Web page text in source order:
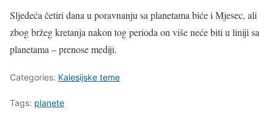
Sljedeća četiri dana u poravnanju sa planetama biće i Mjesec, ali
zbog bržeg kretanja nakon tog perioda on više neće biti u liniji sa
planetama – prenose mediji.
Categories: Kalesijske teme
Tags: planete